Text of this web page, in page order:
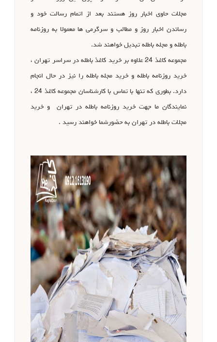
مجلات حاوی اخبار روز هستند بعد از اتمام رسالت خود و
رساندن اخبار روز و مطالب و سرگرمی ها معمولا به روزنامه
باطله و مجله باطله تبدیل خواهند شد.
مجموعه کاغذ 24 علاوه بر خرید کاغذ باطله در سراسر تهران ،
خرید روزنامه باطله و خرید مجله باطله را نیز در حال انجام
دارد. بطوری که تنها با تماس با کارشناسان مجموعه کاغذ 24 ،
نمایندگان ما جهت خرید روزنامه باطله در تهران و خرید
مجلات باطله در تهران به حضورشما خواهند رسید .